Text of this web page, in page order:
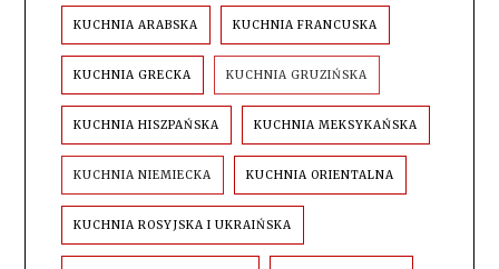
KUCHNIA ARABSKA KUCHNIA FRANCUSKA
KUCHNIA GRECKA KUCHNIA GRUZIŃSKA
KUCHNIA HISZPAŃSKA KUCHNIA MEKSYKAŃSKA
KUCHNIA NIEMIECKA KUCHNIA ORIENTALNA
KUCHNIA ROSYJSKA I UKRAIŃSKA